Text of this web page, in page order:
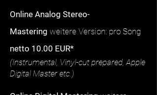
Online Analog Stereo-
Mastering weitere Version: pro Song
netto 10.00 EUR*
(Instrumental, Vinyl-cut prepared, Apple
Digital Master etc.)